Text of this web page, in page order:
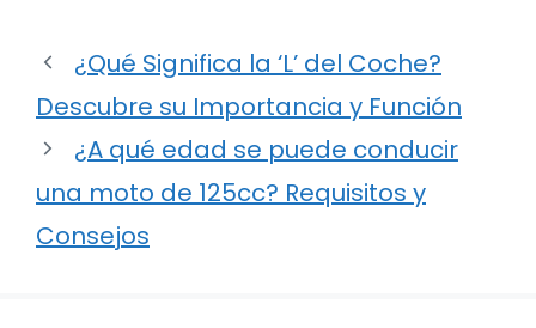
¿Qué Significa la ‘L’ del Coche?
Descubre su Importancia y Función
¿A qué edad se puede conducir
una moto de 125cc? Requisitos y
Consejos